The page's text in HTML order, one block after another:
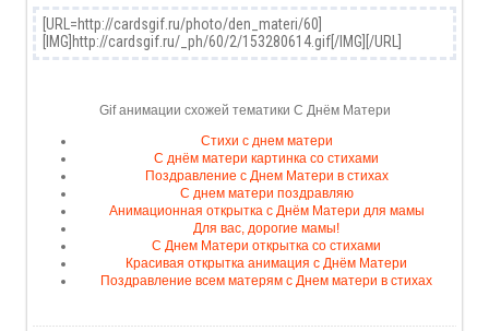
Gif анимации схожей тематики С Днём Матери
Стихи с днем матери
С днём матери картинка со стихами
Поздравление с Днем Матери в стихах
С днем матери поздравляю
Анимационная открытка с Днём Матери для мамы
Для вас, дорогие мамы!
С Днем Матери открытка со стихами
Красивая открытка анимация с Днём Матери
Поздравление всем матерям с Днем матери в стихах